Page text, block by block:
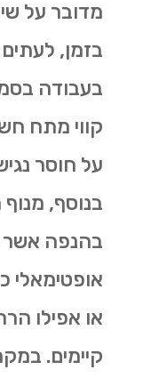
מדובר על
בזמן,
בעבודה
קווי מתח
על חוסר
בנוסף,
בהנפה
אופטימאלי
או אפילו